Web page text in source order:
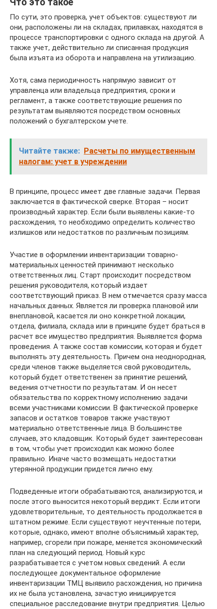
Что это такое
По сути, это проверка, учет объектов: существуют ли
они, расположены ли на складах, прилавках, находятся в
процессе транспортировки с одного склада на другой. А
также учет, действительно ли списанная продукция
была изъята из оборота и направлена на утилизацию.
Хотя, сама периодичность напрямую зависит от
управленца или владельца предприятия, сроки и
регламент, а также соответствующие решения по
результатам выявляются посредством основных
положений о бухгалтерском учете.
Читайте также: Расчеты по имущественным
налогам: учет в учреждении
В принципе, процесс имеет две главные задачи. Первая
заключается в фактической сверке. Вторая – носит
производный характер. Если были выявлены какие-то
расхождения, то необходимо определить количество
излишков или недостатков по различным позициям.
Участие в оформлении инвентаризации товарно-
материальных ценностей принимают несколько
ответственных лиц. Старт происходит посредством
решения руководителя, который издает
соответствующий приказ. В нем отмечается сразу масса
начальных данных. Является ли проверка плановой или
внеплановой, касается ли оно конкретной локации,
отдела, филиала, склада или в принципе будет браться в
расчет все имущество предприятия. Выявляется форма
проведения. А также состав комиссии, которая и будет
выполнять эту деятельность. Причем она неоднородная,
среди членов также выделяется свой руководитель,
который будет ответственен за принятие решений,
ведения отчетности по результатам. И он несет
обязательства по корректному исполнению задачи
всеми участниками комиссии. В фактической проверке
запасов и остатков товаров также участвуют
материально ответственные лица. В большинстве
случаев, это кладовщик. Который будет заинтересован
в том, чтобы учет происходил как можно более
правильно. Иначе часто возмещать недостатки
утерянной продукции придется лично ему.
Подведенные итоги обрабатываются, анализируются, и
после этого выносится некоторый вердикт. Если итоги
удовлетворительные, то деятельность продолжается в
штатном режиме. Если существуют неучтенные потери,
которые, однако, имеют вполне объяснимый характер,
например, сгорели при пожаре, меняется экономический
план на следующий период. Новый курс
разрабатывается с учетом новых сведений. А если
последующее документальное оформление
инвентаризации ТМЦ выявило расхождения, но причина
их не была установлена, зачастую инициируется
специальное расследование внутри предприятия. Целью